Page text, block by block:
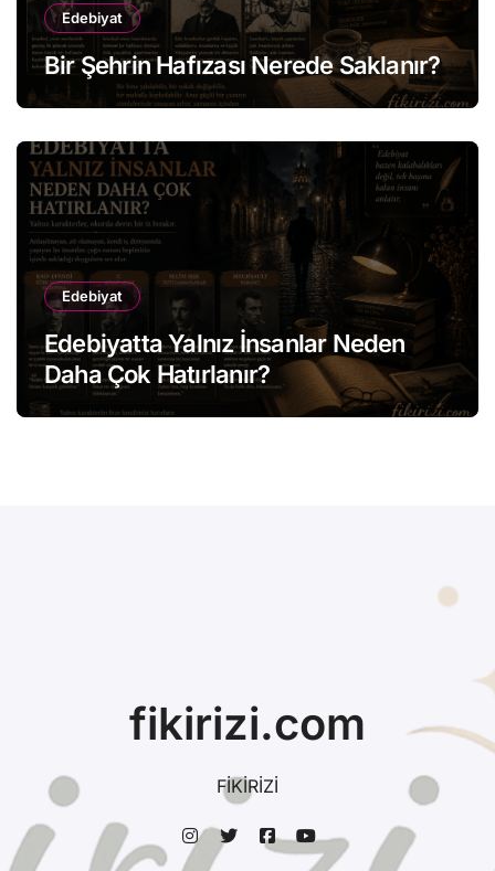
Edebiyat
Bir Şehrin Hafızası Nerede Saklanır?
Edebiyat
Edebiyatta Yalnız İnsanlar Neden
Daha Çok Hatırlanır?
fikirizi.com
FİKİRİZİ